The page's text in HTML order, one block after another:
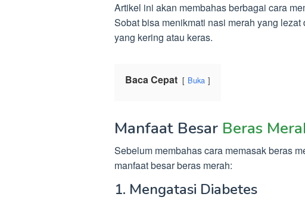
Artikel ini akan membahas berbagai cara
Sobat bisa menikmati nasi merah yang
yang kering atau keras.
Baca Cepat Buka
Manfaat Besar Beras
Sebelum membahas cara memasak beras
manfaat besar beras merah:
1. Mengatasi Diabetes